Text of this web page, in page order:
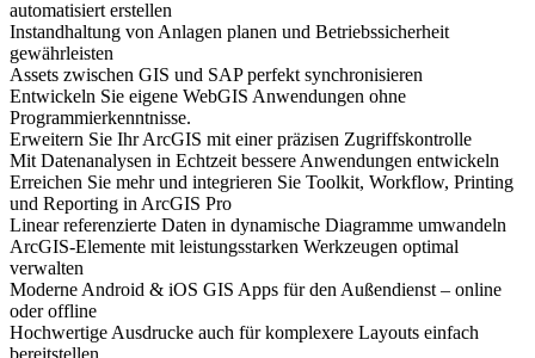
automatisiert erstellen
Instandhaltung von Anlagen planen und Betriebssicherheit
gewährleisten
Assets zwischen GIS und SAP perfekt synchronisieren
Entwickeln Sie eigene WebGIS Anwendungen ohne
Programmierkenntnisse.
Erweitern Sie Ihr ArcGIS mit einer präzisen Zugriffskontrolle
Mit Datenanalysen in Echtzeit bessere Anwendungen entwickeln
Erreichen Sie mehr und integrieren Sie Toolkit, Workflow, Printing
und Reporting in ArcGIS Pro
Linear referenzierte Daten in dynamische Diagramme umwandeln
ArcGIS-Elemente mit leistungsstarken Werkzeugen optimal
verwalten
Moderne Android & iOS GIS Apps für den Außendienst – online
oder offline
Hochwertige Ausdrucke auch für komplexere Layouts einfach
bereitstellen